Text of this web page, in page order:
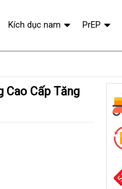
Kích dục nam PrEP